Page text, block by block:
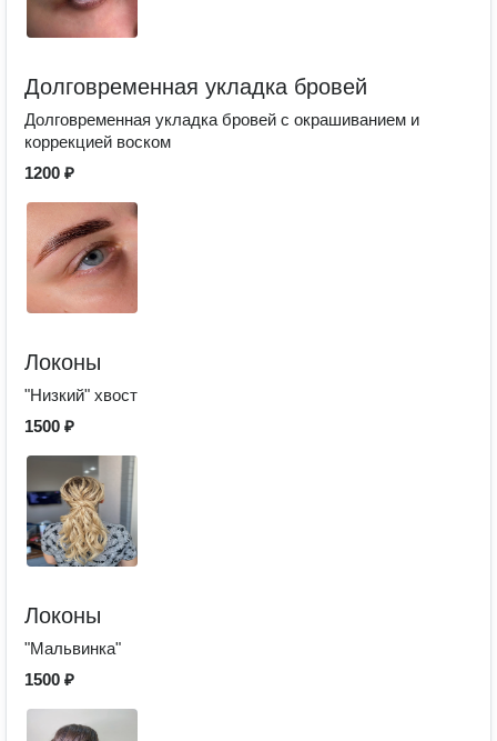
Долговременная укладка бровей
Долговременная укладка бровей с окрашиванием и
коррекцией воском
1200 ₽
Локоны
"Низкий" хвост
1500 ₽
Локоны
"Мальвинка"
1500 ₽